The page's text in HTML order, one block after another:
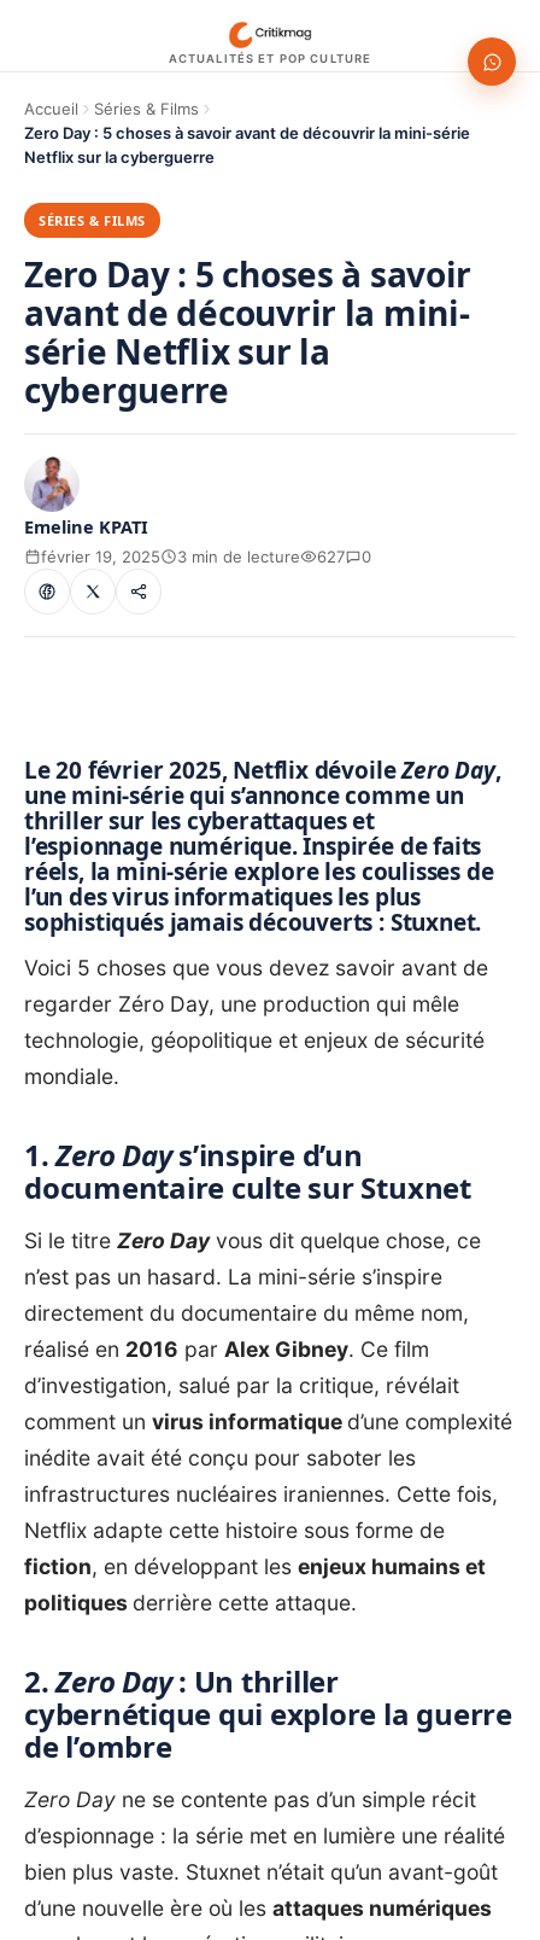
ACTUALITÉS ET POP CULTURE
Accueil
Séries & Films
Zero Day : 5 choses à savoir avant de découvrir la mini-série
Netflix sur la cyberguerre
SÉRIES & FILMS
Zero Day : 5 choses à savoir
avant de découvrir la mini-
série Netflix sur la
cyberguerre
Emeline KPATI
février 19, 2025 3 min de lecture 627 0
Le 20 février 2025, Netflix dévoileZero Day,
une mini-série qui s’annonce comme un
thriller sur lescyberattaques et
l’espionnage numérique. Inspirée de faits
réels, la mini-série explore les coulisses de
l’un des virus informatiques les plus
sophistiqués jamais découverts :Stuxnet.
Voici 5 choses que vous devez savoir avant de
regarder Zéro Day, une production qui mêle
technologie, géopolitique et enjeux de sécurité
mondiale.
1.Zero Days’inspire d’un
documentaire culte sur Stuxnet
Si le titre Zero Dayvous dit quelque chose, ce
n’est pas un hasard. La mini-série s’inspire
directement du documentaire du même nom,
réalisé en 2016 par Alex Gibney. Ce film
d’investigation, salué par la critique, révélait
comment un virus informatique d’une complexité
inédite avait été conçu pour saboter les
infrastructures nucléaires iraniennes. Cette fois,
Netflix adapte cette histoire sous forme de
fiction, en développant les enjeux humains et
politiques derrière cette attaque.
2.Zero Day: Un thriller
cybernétique qui explore la guerre
de l’ombre
Zero Day ne se contente pas d’un simple récit
d’espionnage : la série met en lumière une réalité
bien plus vaste. Stuxnet n’était qu’un avant-goût
d’une nouvelle ère où les attaques numériques